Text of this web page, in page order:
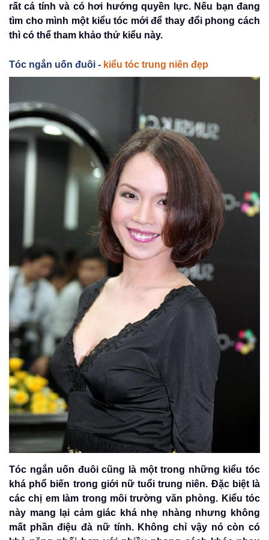
rất cá tính và có hơi hướng quyền lực. Nếu bạn đang
tìm cho mình một kiểu tóc mới để thay đổi phong cách
thì có thể tham khảo thử kiểu này.
Tóc ngắn uốn đuôi - kiểu tóc trung niên đẹp
Tóc ngắn uốn đuôi cũng là một trong những kiểu tóc
khá phổ biến trong giới nữ tuổi trung niên. Đặc biệt là
các chị em làm trong môi trường văn phòng. Kiểu tóc
này mang lại cảm giác khá nhẹ nhàng nhưng không
mất phần điệu đà nữ tính. Không chỉ vậy nó còn có